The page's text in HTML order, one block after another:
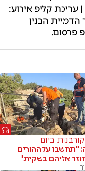
עריכת קליפ אירוע:
הדמיית הבנין
פרסום.
ביום
"תחשבו על ההורים
אליהם בשקית"